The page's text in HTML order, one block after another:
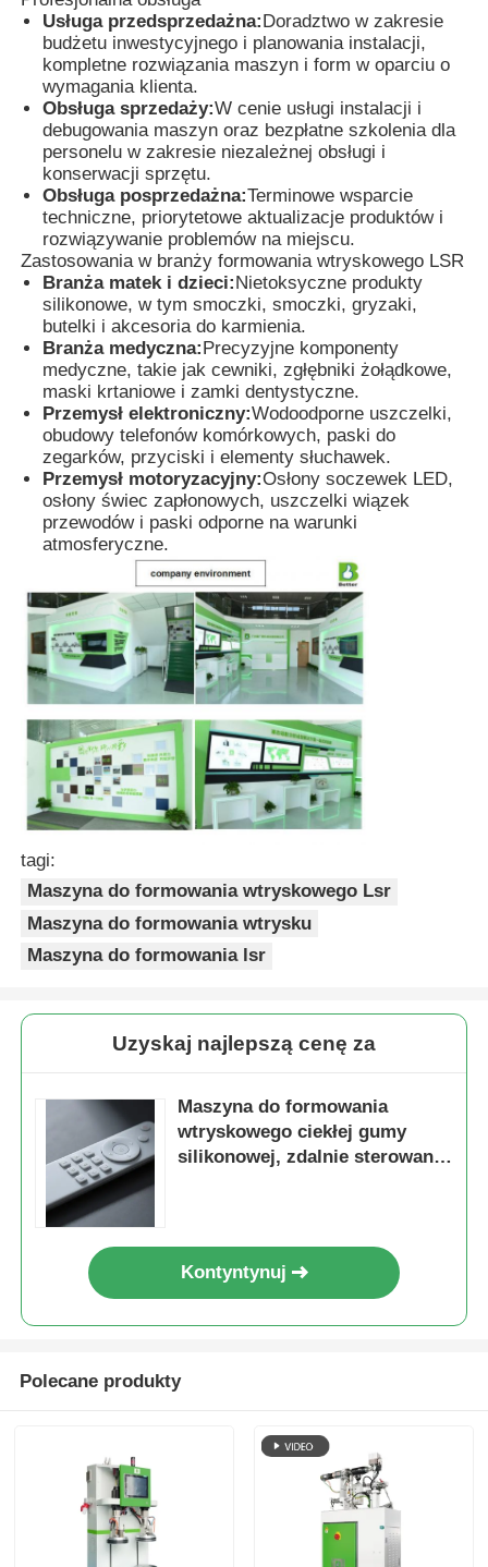
Wycieczka po fabryce
Kontrola jakości
Skontaktuj się z nami
Aktualności
Wszystkie przypadki
Poprosić o wycenę
Maszyna do formowania wtryskowego Lsr
maszyna do formowania wtryskowego silikonu
System dawkowania LSR
Maszyna do przekształcenia
Akcesoria do maszyn do formowania wtryskowego
Wstrzykiwacze odlewy z kauczuku silikonowego
Odlewanie płynnego silikonu
Silikonowy gumowy wtrysk formowania
Usługa przedsprzedażna:Doradztwo w zakresie
budżetu inwestycyjnego i planowania instalacji,
kompletne rozwiązania maszyn i form w oparciu o
wymagania klienta.
Obsługa sprzedaży:W cenie usługi instalacji i
debugowania maszyn oraz bezpłatne szkolenia dla
personelu w zakresie niezależnej obsługi i
konserwacji sprzętu.
Obsługa posprzedażna:Terminowe wsparcie
techniczne, priorytetowe aktualizacje produktów i
rozwiązywanie problemów na miejscu.
Zastosowania w branży formowania wtryskowego LSR
Branża matek i dzieci:Nietoksyczne produkty
silikonowe, w tym smoczki, smoczki, gryzaki,
butelki i akcesoria do karmienia.
Branża medyczna:Precyzyjne komponenty
medyczne, takie jak cewniki, zgłębniki żołądkowe,
maski krtaniowe i zamki dentystyczne.
Przemysł elektroniczny:Wodoodporne uszczelki,
obudowy telefonów komórkowych, paski do
zegarków, przyciski i elementy słuchawek.
Przemysł motoryzacyjny:Osłony soczewek LED,
osłony świec zapłonowych, uszczelki wiązek
przewodów i paski odporne na warunki
atmosferyczne.
tagi:
Maszyna do formowania wtryskowego Lsr
Maszyna do formowania wtrysku
Maszyna do formowania lsr
Uzyskaj najlepszą cenę za
Maszyna do formowania
wtryskowego ciekłej gumy
silikonowej, zdalnie sterowane
Kontyntynuj
Polecane produkty